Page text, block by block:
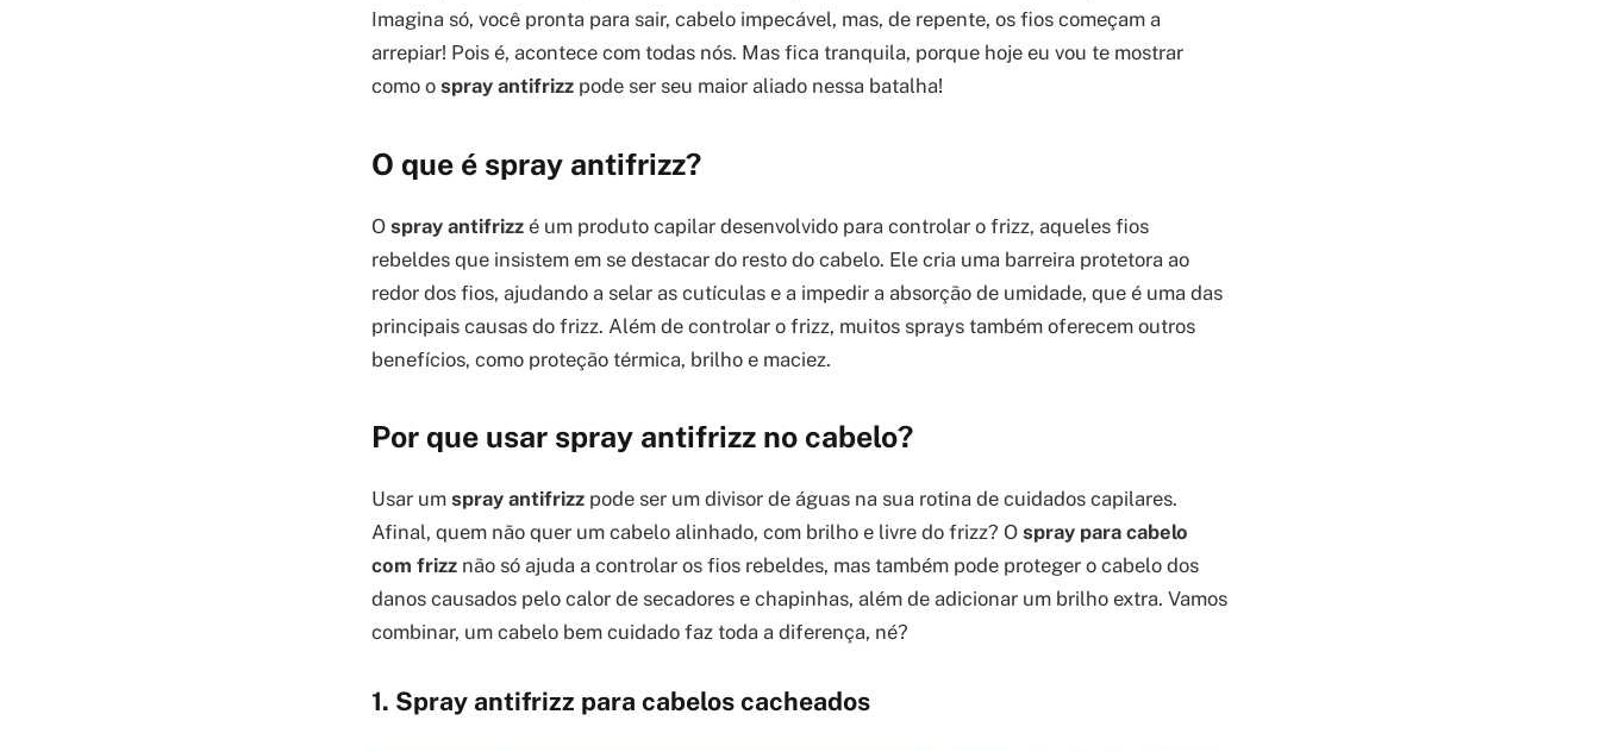
Imagina só, você pronta para sair, cabelo impecável, mas, de repente, os fios começam a
arrepiar! Pois é, acontece com todas nós. Mas fica tranquila, porque hoje eu vou te mostrar
como o spray antifrizz pode ser seu maior aliado nessa batalha!
O que é spray antifrizz?
O spray antifrizz é um produto capilar desenvolvido para controlar o frizz, aqueles fios
rebeldes que insistem em se destacar do resto do cabelo. Ele cria uma barreira protetora ao
redor dos fios, ajudando a selar as cutículas e a impedir a absorção de umidade, que é uma das
principais causas do frizz. Além de controlar o frizz, muitos sprays também oferecem outros
benefícios, como proteção térmica, brilho e maciez.
Por que usar spray antifrizz no cabelo?
Usar um spray antifrizz pode ser um divisor de águas na sua rotina de cuidados capilares.
Afinal, quem não quer um cabelo alinhado, com brilho e livre do frizz? O spray para cabelo
com frizz não só ajuda a controlar os fios rebeldes, mas também pode proteger o cabelo dos
danos causados pelo calor de secadores e chapinhas, além de adicionar um brilho extra. Vamos
combinar, um cabelo bem cuidado faz toda a diferença, né?
1. Spray antifrizz para cabelos cacheados